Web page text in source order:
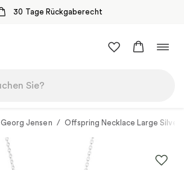
30 Tage Rückgaberecht
Georg Jensen / Offspring Necklace Large Silver